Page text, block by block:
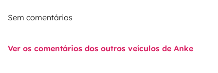
Sem comentários
Ver os comentários dos outros veículos de Anke